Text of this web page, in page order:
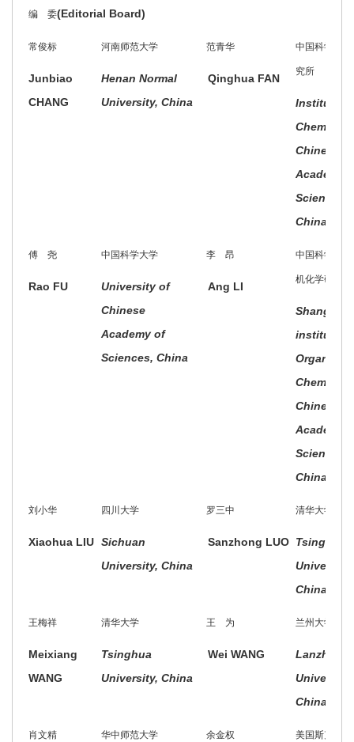
编 委(Editorial Board)
常俊标
Junbiao
CHANG
河南师范大学
Henan Normal
University, China
范青华
Qinghua FAN
中国科学院
究所
Institute of
Chemistry,
Chinese
Academy
Sciences,
China
傅 尧
Rao FU
中国科学大学
University of
Chinese
Academy of
Sciences, China
李 昂
Ang LI
中国科学院
机化学研究所
Shanghai
institute of
Organic
Chemistry,
Chinese
Academy
Sciences,
China
刘小华
Xiaohua LIU
四川大学
Sichuan
University, China
罗三中
Sanzhong LUO
清华大学
Tsinghua
University,
China
王梅祥
Meixiang
WANG
清华大学
Tsinghua
University, China
王 为
Wei WANG
兰州大学
Lanzhou
University,
China
肖文精 华中师范大学 余金权 美国斯克利